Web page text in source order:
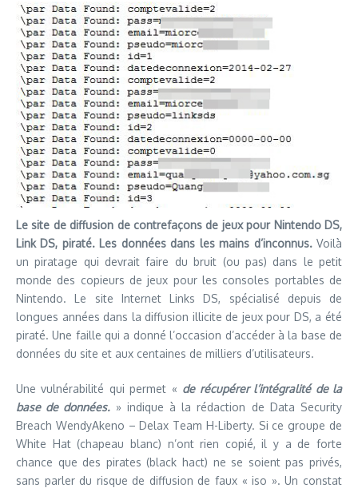
Le site de diffusion de contrefaçons de jeux pour Nintendo DS,
Link DS, piraté. Les données dans les mains d’inconnus.Voilà
un piratage qui devrait faire du bruit (ou pas) dans le petit
monde des copieurs de jeux pour les consoles portables de
Nintendo. Le site Internet Links DS, spécialisé depuis de
longues années dans la diffusion illicite de jeux pour DS, a été
piraté. Une faille qui a donné l’occasion d’accéder à la base de
données du site et aux centaines de milliers d’utilisateurs.
Une vulnérabilité qui permet « de récupérer l’intégralité de la
base de données.» indique à la rédaction de Data Security
Breach WendyAkeno – Delax Team H-Liberty. Si ce groupe de
White Hat (chapeau blanc) n’ont rien copié, il y a de forte
chance que des pirates (black hact) ne se soient pas privés,
sans parler du risque de diffusion de faux « iso ». Un constat